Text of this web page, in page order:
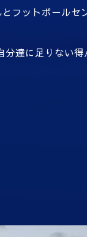
フットボールセ
達に足りない